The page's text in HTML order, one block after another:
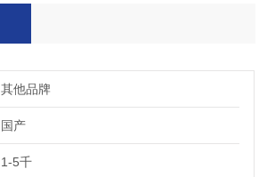
其他品牌
国产
1-5千